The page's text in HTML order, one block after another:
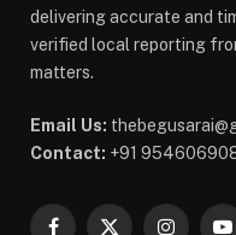
delivering accurate and
verified local reporting
matters.
Email Us:
Contact: +91